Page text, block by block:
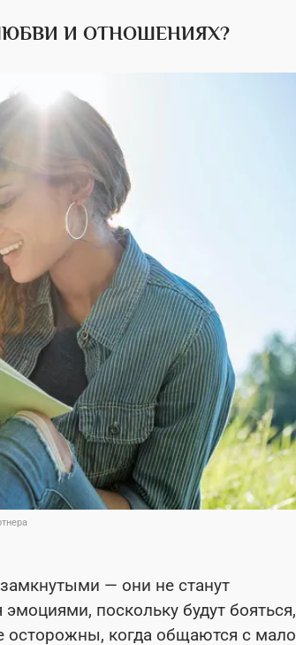
И ОТНОШЕНИЯХ?
— они не станут
поскольку будут бояться,
осторожны, когда общаются с мало